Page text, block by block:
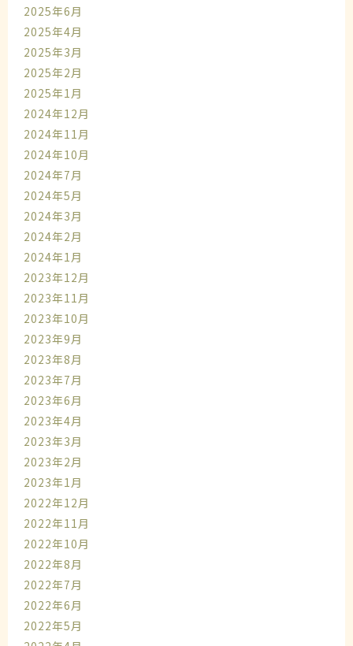
2025年6月
2025年4月
2025年3月
2025年2月
2025年1月
2024年12月
2024年11月
2024年10月
2024年7月
2024年5月
2024年3月
2024年2月
2024年1月
2023年12月
2023年11月
2023年10月
2023年9月
2023年8月
2023年7月
2023年6月
2023年4月
2023年3月
2023年2月
2023年1月
2022年12月
2022年11月
2022年10月
2022年8月
2022年7月
2022年6月
2022年5月